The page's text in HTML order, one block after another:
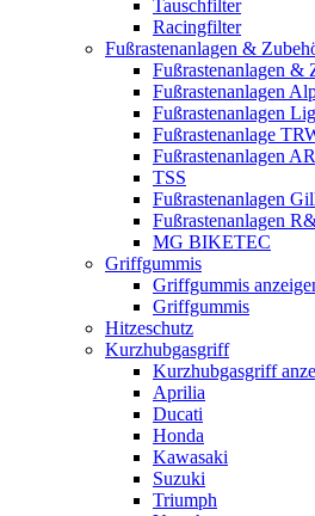
Tauschfilter
Racingfilter
Fußrastenanlagen &
Fußrastenanlagen &
Fußrastenanlagen
Fußrastenanlagen
Fußrastenanlage
Fußrastenanlagen
TSS
Fußrastenanlagen
Fußrastenanlagen
MG BIKETEC
Griffgummis
Griffgummis
Griffgummis
Hitzeschutz
Kurzhubgasgriff
Kurzhubgasgriff
Aprilia
Ducati
Honda
Kawasaki
Suzuki
Triumph